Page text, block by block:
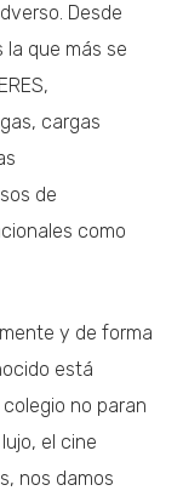
Desde
la que más se
cargas
de
como
y de forma
está
no paran
el cine
nos damos